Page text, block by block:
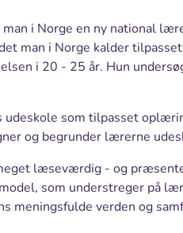
i Norge en ny national
man i Norge kalder
i 20 - 25 år. Hun
udeskole som tilpasset
og begrunder lærerne
læseværdig - og
som understreger på
meningsfulde verden og